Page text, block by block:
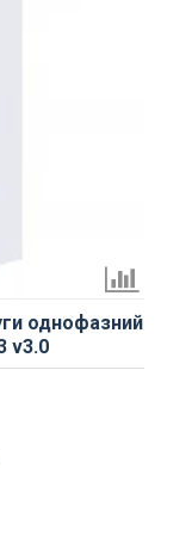
однофазний
v3.0